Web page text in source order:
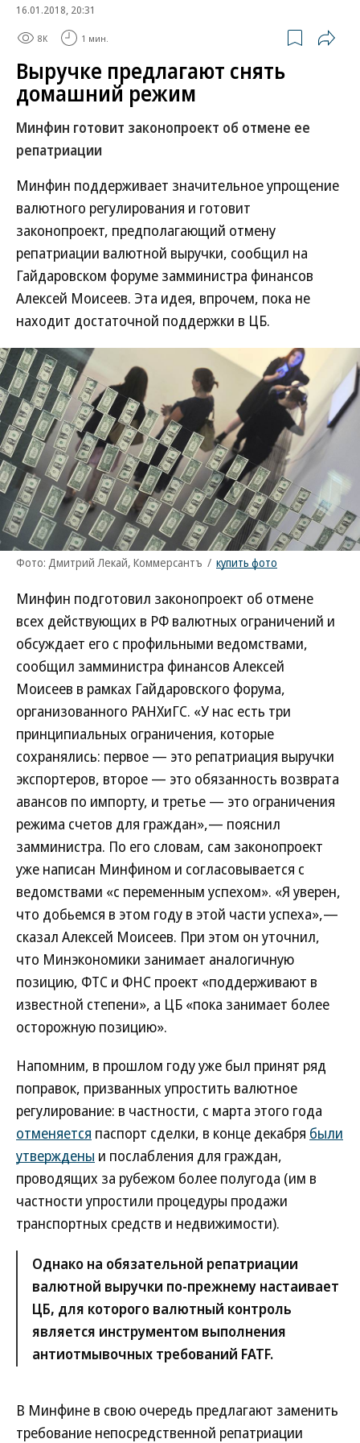
16.01.2018, 20:31
8K 1 мин.
Выручке предлагают снять
домашний режим
Минфин готовит законопроект об отмене ее
репатриации
Минфин поддерживает значительное упрощение
валютного регулирования и готовит
законопроект, предполагающий отмену
репатриации валютной выручки, сообщил на
Гайдаровском форуме замминистра финансов
Алексей Моисеев. Эта идея, впрочем, пока не
находит достаточной поддержки в ЦБ.
Фото: Дмитрий Лекай, Коммерсантъ / купить фото
Минфин подготовил законопроект об отмене
всех действующих в РФ валютных ограничений и
обсуждает его с профильными ведомствами,
сообщил замминистра финансов Алексей
Моисеев в рамках Гайдаровского форума,
организованного РАНХиГС. «У нас есть три
принципиальных ограничения, которые
сохранялись: первое — это репатриация выручки
экспортеров, второе — это обязанность возврата
авансов по импорту, и третье — это ограничения
режима счетов для граждан»,— пояснил
замминистра. По его словам, сам законопроект
уже написан Минфином и согласовывается с
ведомствами «с переменным успехом». «Я уверен,
что добьемся в этом году в этой части успеха»,—
сказал Алексей Моисеев. При этом он уточнил,
что Минэкономики занимает аналогичную
позицию, ФТС и ФНС проект «поддерживают в
известной степени», а ЦБ «пока занимает более
осторожную позицию».
Напомним, в прошлом году уже был принят ряд
поправок, призванных упростить валютное
регулирование: в частности, с марта этого года
отменяется паспорт сделки, в конце декабря были
утверждены и послабления для граждан,
проводящих за рубежом более полугода (им в
частности упростили процедуры продажи
транспортных средств и недвижимости).
Однако на обязательной репатриации
валютной выручки по-прежнему настаивает
ЦБ, для которого валютный контроль
является инструментом выполнения
антиотмывочных требований FATF.
В Минфине в свою очередь предлагают заменить
требование непосредственной репатриации